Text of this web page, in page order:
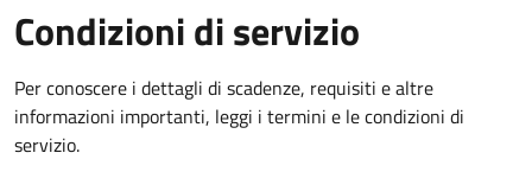
Condizioni di servizio
Per conoscere i dettagli di scadenze, requisiti e altre
informazioni importanti, leggi i termini e le condizioni di
servizio.